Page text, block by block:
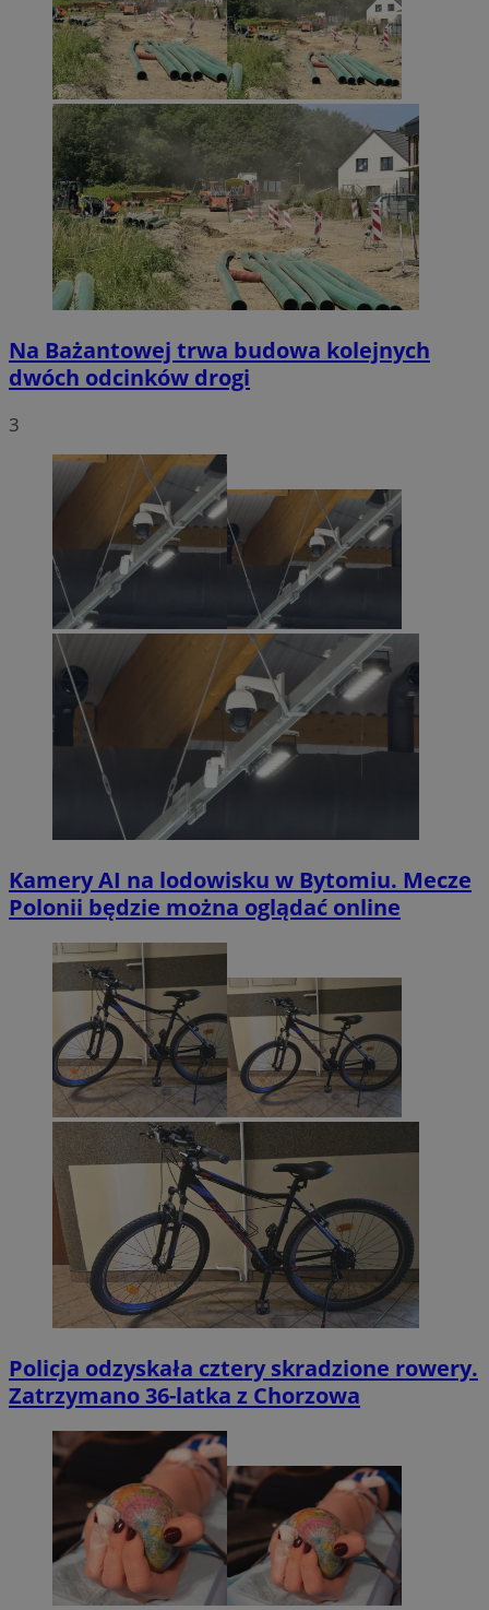
Na Bażantowej trwa budowa kolejnych
dwóch odcinków drogi
3
Kamery AI na lodowisku w Bytomiu. Mecze
Polonii będzie można oglądać online
Policja odzyskała cztery skradzione rowery.
Zatrzymano 36-latka z Chorzowa